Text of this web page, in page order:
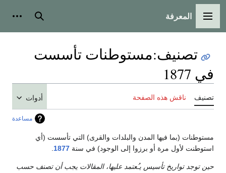
القائمة الرئيسية
المعرفة بحث
تصنيف:مستوطنات تأسست
في 1877
تصنيف ناقش هذه الصفحة أدوات
مساعدة
مستوطنات (بما فيها المدن والبلدات والقرى) التي تأسست (أي
استوطنت لأول مرة أو برزوا إلى الوجود) في سنة 1877
حين توجد تواريخ تأسيس يـُعتمد عليها، المقالات يجب أن تصنف حسب